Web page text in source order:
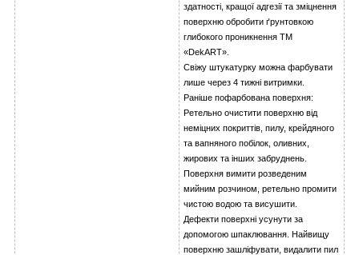
здатності, кращої адгезії та зміцнення
поверхню обробити ґрунтовкою
глибокого проникнення ТМ
«DekART».
Свіжу штукатурку можна фарбувати
лише через 4 тижні витримки.
Раніше пофарбована поверхня:
Ретельно очистити поверхню від
неміцних покриттів, пилу, крейдяного
та вапняного побілок, оливних,
жирових та інших забруднень.
Поверхня вимити розведеним
мийним розчином, ретельно промити
чистою водою та висушити.
Дефекти поверхні усунути за
допомогою шпаклювання. Найвищу
поверхню зашліфувати, видалити пил